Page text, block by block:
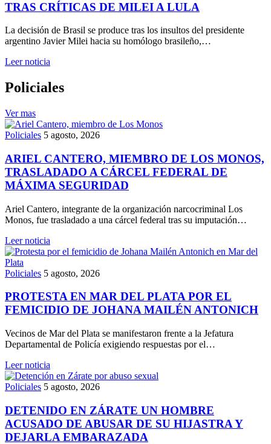
TRAS CRÍTICAS DE MILEI A LULA
La decisión de Brasil se produce tras los insultos del presidente
argentino Javier Milei hacia su homólogo brasileño,…
Leer noticia
Policiales
Ver mas
Policiales 5 agosto, 2026
ARIEL CANTERO, MIEMBRO DE LOS MONOS,
TRASLADADO A CÁRCEL FEDERAL DE
MÁXIMA SEGURIDAD
Ariel Cantero, integrante de la organización narcocriminal Los
Monos, fue trasladado a una cárcel federal tras su imputación…
Leer noticia
Policiales 5 agosto, 2026
PROTESTA EN MAR DEL PLATA POR EL
FEMICIDIO DE JOHANA MAILÉN ANTONICH
Vecinos de Mar del Plata se manifestaron frente a la Jefatura
Departamental de Policía exigiendo respuestas por el…
Leer noticia
Policiales 5 agosto, 2026
DETENIDO EN ZÁRATE UN HOMBRE
ACUSADO DE ABUSAR DE SU HIJASTRA Y
DEJARLA EMBARAZADA